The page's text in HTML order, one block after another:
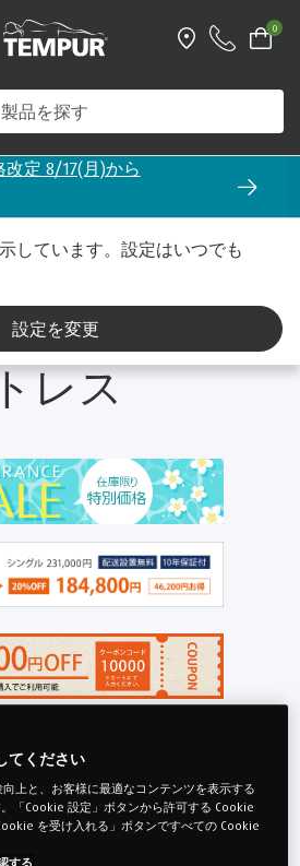
0
改定 8/17(月)から
しています。設定はいつでも
設定を変更
かたさ別 やわらかめのマットレス
かめのマッ
レス
なりました。
安心の10年長期保証と、公式ネ
料無料(沖縄県・離島を除く)が
。※アウトレットを除く
てください
上と、お客様に最適なコンテンツを表示する
「Cookie 設定」ボタンから許可する Cookie
を受け入れる」ボタンですべての Cookie